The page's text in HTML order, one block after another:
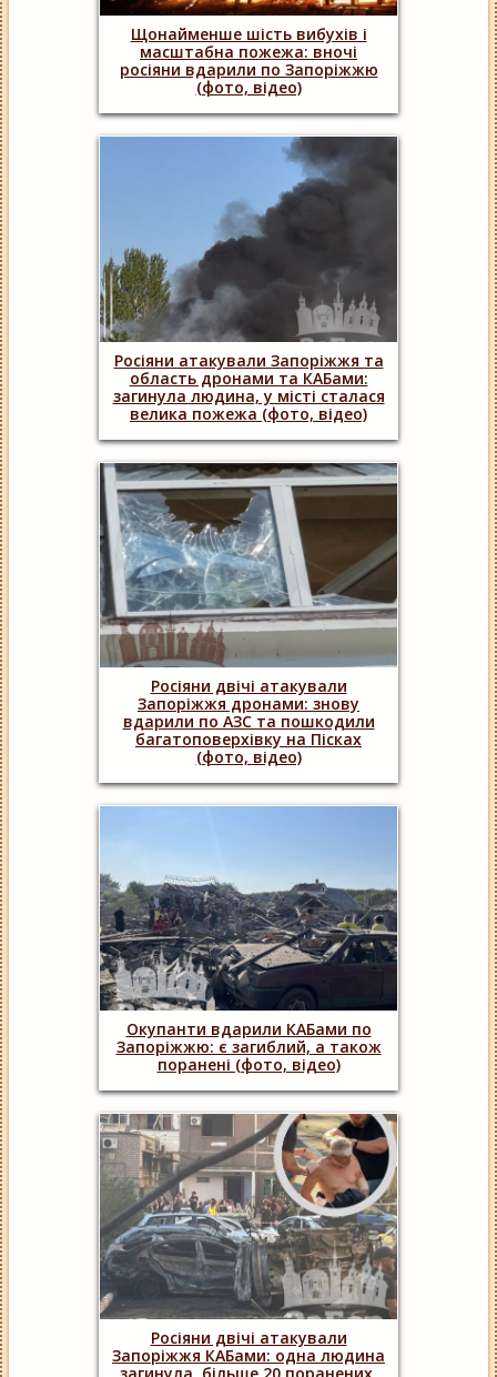
Щонайменше шість вибухів і
масштабна пожежа: вночі
росіяни вдарили по Запоріжжю
(фото, відео)
Росіяни атакували Запоріжжя та
область дронами та КАБами:
загинула людина, у місті сталася
велика пожежа (фото, відео)
Росіяни двічі атакували
Запоріжжя дронами: знову
вдарили по АЗС та пошкодили
багатоповерхівку на Пісках
(фото, відео)
Окупанти вдарили КАБами по
Запоріжжю: є загиблий, а також
поранені (фото, відео)
Росіяни двічі атакували
Запоріжжя КАБами: одна людина
загинула, більше 20 поранених,